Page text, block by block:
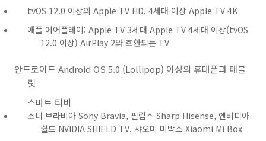
tvOS 12.0 이상의 Apple TV HD, 4세대 이상 Apple TV 4K
애플 에어플레이: Apple TV 3세대 Apple TV 4세대 이상(tvOS
12.0 이상) AirPlay 2와 호환되는 TV
안드로이드 Android OS 5.0 (Lollipop) 이상의 휴대폰과 태블
릿
스마트 티비
소니 브라비아 Sony Bravia, 필립스 Sharp Hisense, 엔비디아
쉴드 NVIDIA SHIELD TV, 샤오미 미박스 Xiaomi Mi Box